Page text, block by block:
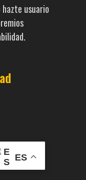
usuario
ES